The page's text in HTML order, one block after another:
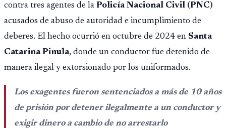
contra tres agentes de la Policía Nacional Civil (PNC)
acusados de abuso de autoridad e incumplimiento de
deberes. El hecho ocurrió en octubre de 2024 en Santa
Catarina Pinula, donde un conductor fue detenido de
manera ilegal y extorsionado por los uniformados.
Los exagentes fueron sentenciados a más de 10 años
de prisión por detener ilegalmente a un conductor y
exigir dinero a cambio de no arrestarlo